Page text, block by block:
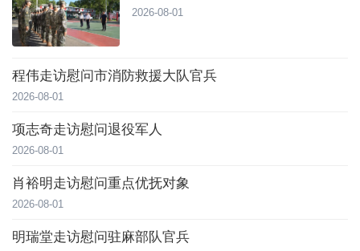
2026-08-01
程伟走访慰问市消防救援大队官兵
2026-08-01
项志奇走访慰问退役军人
2026-08-01
肖裕明走访慰问重点优抚对象
2026-08-01
明瑞堂走访慰问驻麻部队官兵